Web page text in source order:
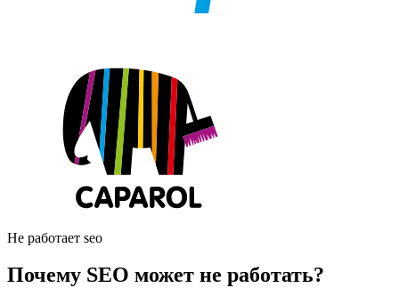
Не работает seo
Почему SEO может не работать?